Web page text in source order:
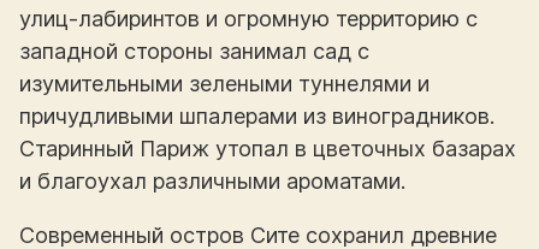
улиц-лабиринтов и огромную территорию с
западной стороны занимал сад с
изумительными зелеными туннелями и
причудливыми шпалерами из виноградников.
Старинный Париж утопал в цветочных базарах
и благоухал различными ароматами.
Современный остров Сите сохранил древние